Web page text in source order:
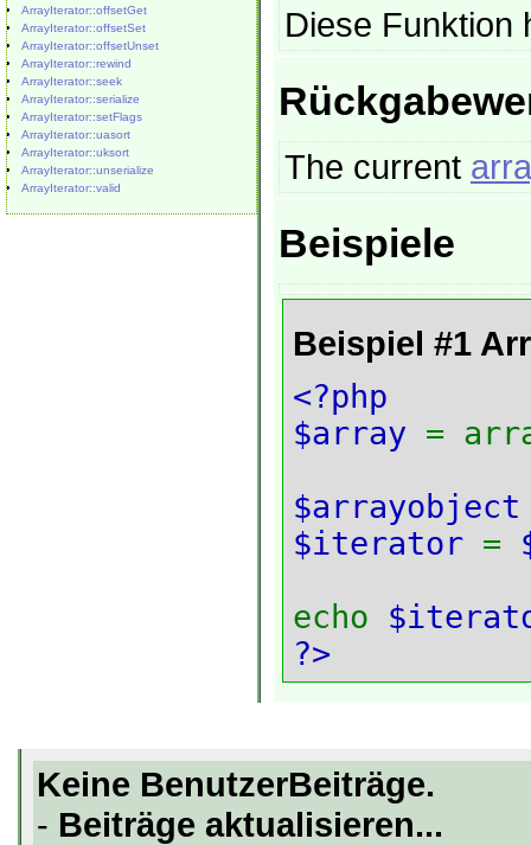
ArrayIterator::offsetGet
ArrayIterator::offsetSet
ArrayIterator::offsetUnset
ArrayIterator::rewind
ArrayIterator::seek
ArrayIterator::serialize
ArrayIterator::setFlags
ArrayIterator::uasort
ArrayIterator::uksort
ArrayIterator::unserialize
ArrayIterator::valid
Diese Funktion
The current
Beispiele
Beispiel #1
<?php
$array =
$iterator =
echo
?>
Keine BenutzerBeiträge.
- Beiträge aktualisieren...